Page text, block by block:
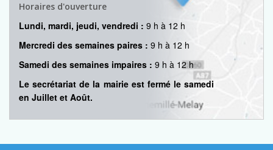
Horaires d'ouverture
Lundi, mardi, jeudi, vendredi : 9 h à 12 h
Mercredi des semaines paires : 9 h à 12 h
Samedi des semaines impaires : 9 h à 12 h
Le secrétariat de la mairie est fermé le samedi
en Juillet et Août.